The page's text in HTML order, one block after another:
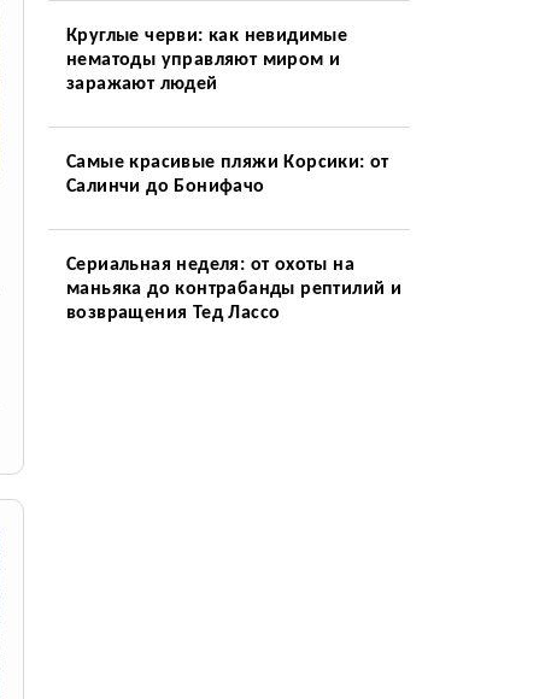
Круглые черви: как невидимые
нематоды управляют миром и
заражают людей
Самые красивые пляжи Корсики: от
Салинчи до Бонифачо
Сериальная неделя: от охоты на
маньяка до контрабанды рептилий и
возвращения Тед Лассо